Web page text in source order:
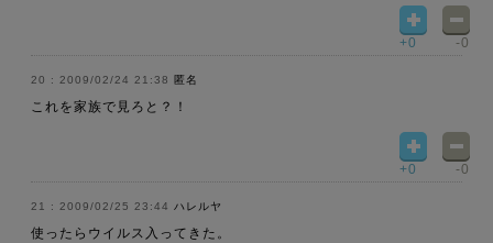
+0 -0
2009/02/24 21:38 匿名
これを家族で見ろと？！
+0 -0
2009/02/25 23:44 ハレルヤ
使ったらウイルス入ってきた。